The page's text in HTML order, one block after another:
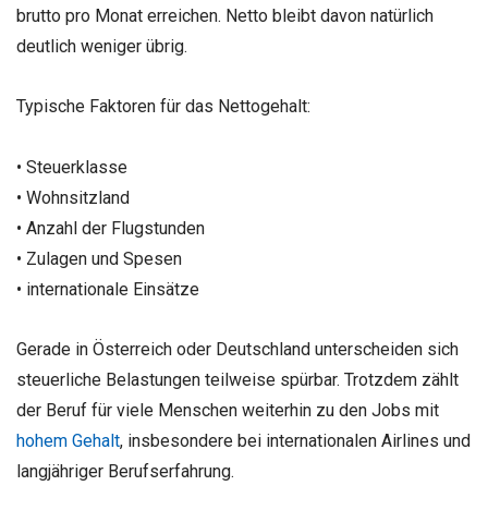
brutto pro Monat erreichen. Netto bleibt davon natürlich
deutlich weniger übrig.
Typische Faktoren für das Nettogehalt:
• Steuerklasse
• Wohnsitzland
• Anzahl der Flugstunden
• Zulagen und Spesen
• internationale Einsätze
Gerade in Österreich oder Deutschland unterscheiden sich
steuerliche Belastungen teilweise spürbar. Trotzdem zählt
der Beruf für viele Menschen weiterhin zu den Jobs mit
hohem Gehalt, insbesondere bei internationalen Airlines und
langjähriger Berufserfahrung.